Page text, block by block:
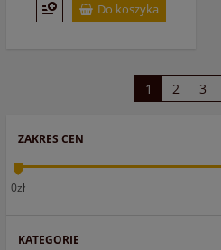
ZAKRES CEN
0zł
KATEGORIE
Do koszyka
1 2 3